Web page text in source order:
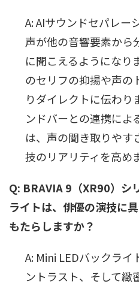
A: AIサウンドセパレー
声が他の音響要素から
に聞こえるようになり
のセリフの抑揚や声の
りダイレクトに伝わり
ンドバーとの連携によ
は、声の聞き取りやす
技のリアリティを高め
Q: BRAVIA 9（XR90）シ
ライトは、俳優の演技に
もたらしますか？
A: Mini LEDバックラ
ントラスト、そして緻